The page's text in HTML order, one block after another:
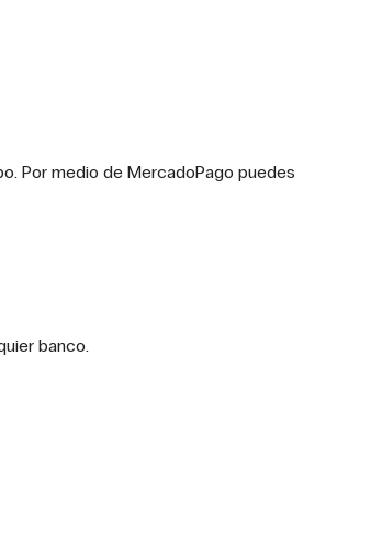
Por medio de MercadoPago puedes
banco.